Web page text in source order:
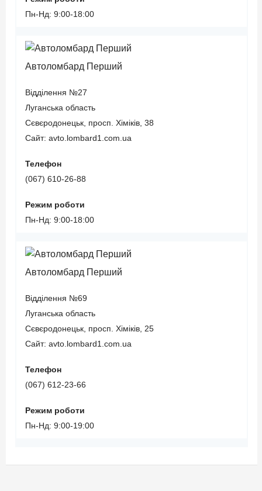
Пн-Нд: 9:00-18:00
Автоломбард Перший
Відділення №27
Луганська область
Сєвєродонецьк, просп. Хіміків, 38
Сайт: avto.lombard1.com.ua
Телефон
(067) 610-26-88
Режим роботи
Пн-Нд: 9:00-18:00
Автоломбард Перший
Відділення №69
Луганська область
Сєвєродонецьк, просп. Хіміків, 25
Сайт: avto.lombard1.com.ua
Телефон
(067) 612-23-66
Режим роботи
Пн-Нд: 9:00-19:00